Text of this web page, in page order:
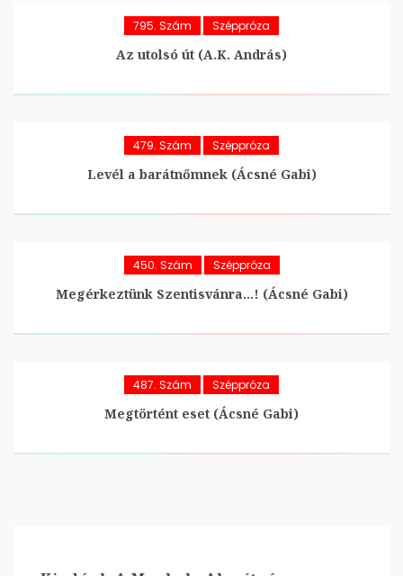
795. Szám Széppróza
Az utolsó út (A.K. András)
479. Szám Széppróza
Levél a barátnőmnek (Ácsné Gabi)
450. Szám Széppróza
Megérkeztünk Szentisvánra…! (Ácsné Gabi)
487. Szám Széppróza
Megtörtént eset (Ácsné Gabi)